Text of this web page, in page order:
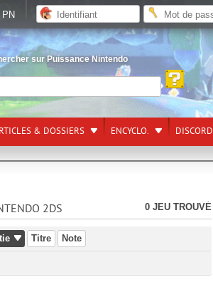
sur Puissance Nintendo
& DOSSIERS ENCYCLO. DISCORD
2DS 0 JEU TROUVÉ
Titre Note